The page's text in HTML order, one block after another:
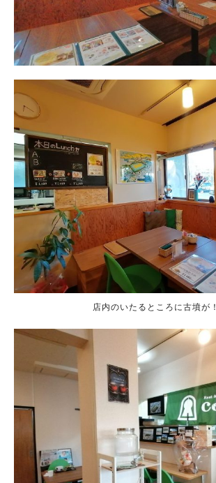
店内のいたるところに古墳が！